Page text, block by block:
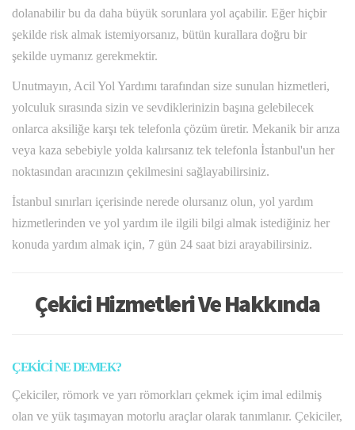
dolanabilir bu da daha büyük sorunlara yol açabilir. Eğer hiçbir
şekilde risk almak istemiyorsanız, bütün kurallara doğru bir
şekilde uymanız gerekmektir.
Unutmayın, Acil Yol Yardımı tarafından size sunulan hizmetleri,
yolculuk sırasında sizin ve sevdiklerinizin başına gelebilecek
onlarca aksiliğe karşı tek telefonla çözüm üretir. Mekanik bir arıza
veya kaza sebebiyle yolda kalırsanız tek telefonla İstanbul'un her
noktasından aracınızın çekilmesini sağlayabilirsiniz.
İstanbul sınırları içerisinde nerede olursanız olun, yol yardım
hizmetlerinden ve yol yardım ile ilgili bilgi almak istediğiniz her
konuda yardım almak için, 7 gün 24 saat bizi arayabilirsiniz.
Çekici Hizmetleri Ve Hakkında
ÇEKİCİ NE DEMEK?
Çekiciler, römork ve yarı römorkları çekmek içim imal edilmiş
olan ve yük taşımayan motorlu araçlar olarak tanımlanır. Çekiciler,